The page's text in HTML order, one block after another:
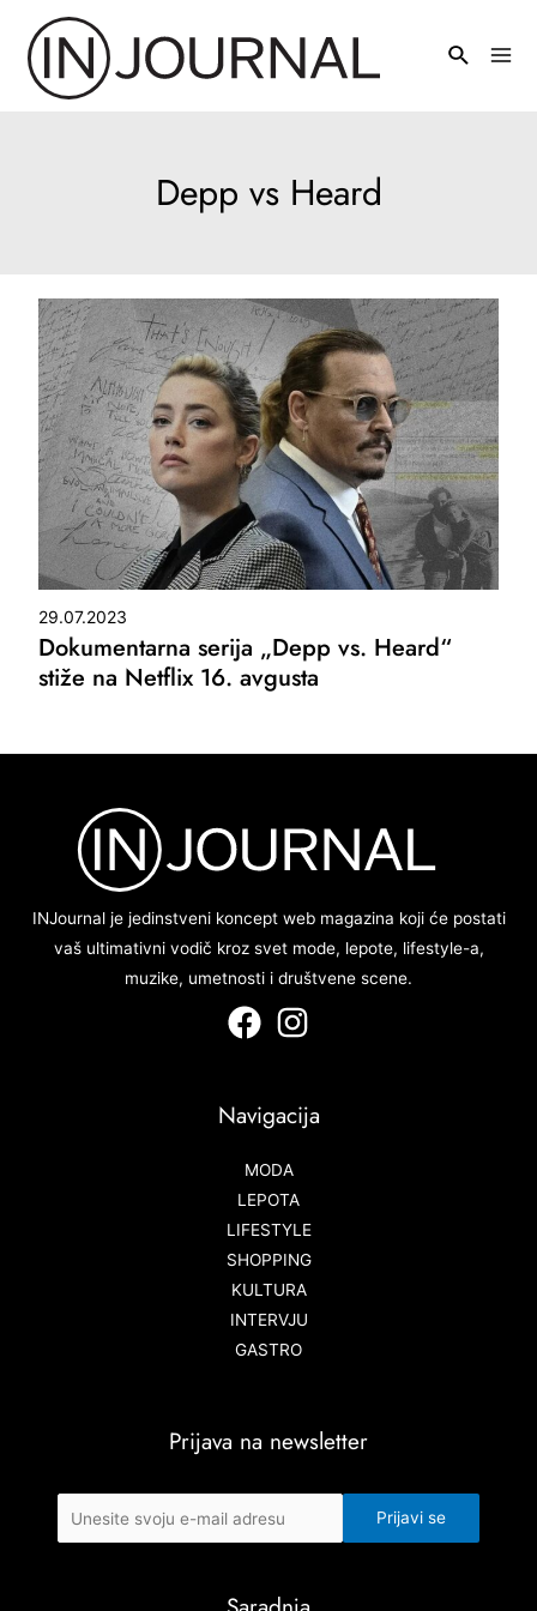
sadržaj
Depp vs Heard
29.07.2023
Dokumentarna serija „Depp vs. Heard“
stiže na Netflix 16. avgusta
INJournal je jedinstveni koncept web magazina koji će postati
vaš ultimativni vodič kroz svet mode, lepote, lifestyle-a,
muzike, umetnosti i društvene scene.
Navigacija
MODA
LEPOTA
LIFESTYLE
SHOPPING
KULTURA
INTERVJU
GASTRO
Prijava na newsletter